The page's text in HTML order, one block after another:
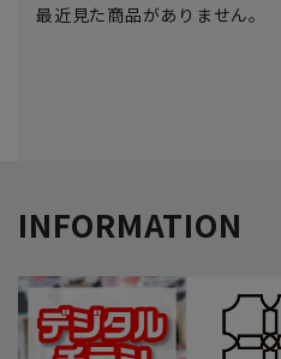
最近見た商品がありません。
INFORMATION